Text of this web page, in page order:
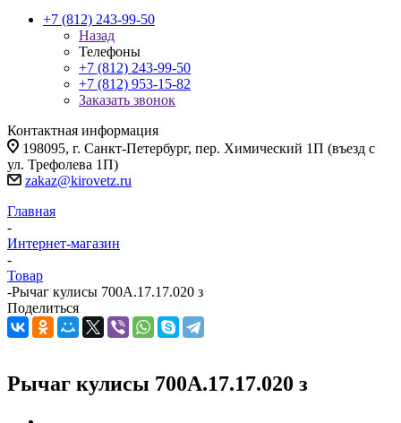
+7 (812) 243-99-50
Назад
Телефоны
+7 (812) 243-99-50
+7 (812) 953-15-82
Заказать звонок
Контактная информация
198095, г. Санкт-Петербург, пер. Химический 1П (въезд с
ул. Трефолева 1П)
zakaz@kirovetz.ru
Главная
-
Интернет-магазин
-
Товар
-Рычаг кулисы 700А.17.17.020 з
Поделиться
Рычаг кулисы 700А.17.17.020 з